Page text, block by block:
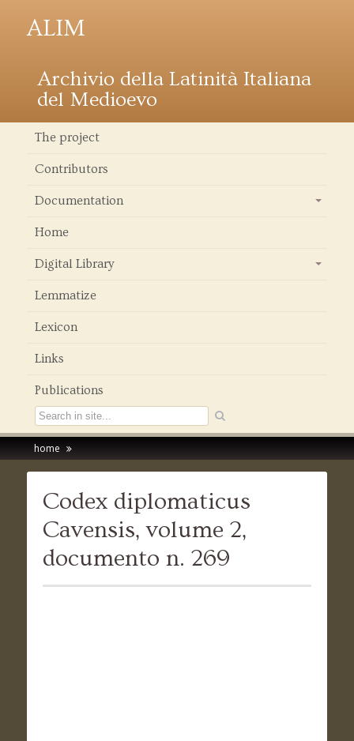
ALIM
Archivio della Latinità Italiana
del Medioevo
The project
Contributors
Documentation
Home
Digital Library
Lemmatize
Lexicon
Links
Publications
home
Codex diplomaticus
Cavensis, volume 2,
documento n. 269